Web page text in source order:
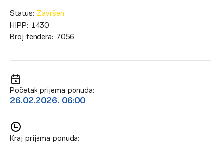
Status: Završen
HIPP: 1430
Broj tendera: 7056
Početak prijema ponuda:
26.02.2026. 06:00
Kraj prijema ponuda: